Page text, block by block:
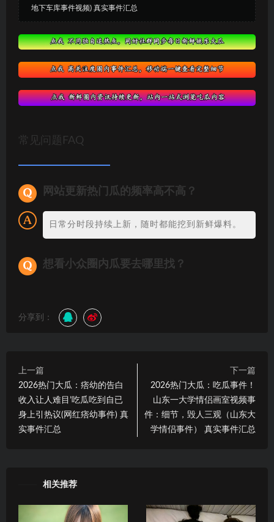
地下车库事件视频) 真实事件汇总
常见问题FAQ
网站更新热门瓜的频率高不高？
日常分时段持续上新，随时都能挖到新鲜爆料。
想看小众圈内瓜要去哪里找？
分享到：
上一篇
2026热门大瓜：痞幼的告白
收入让人难目’吃瓜吃到自已
身上引热议(网红痞幼事件) 真
实事件汇总
下一篇
2026热门大瓜：吃瓜事件！
山东一大学情侣画室视频事
件：细节，毁人三观（山东大
学情侣事件） 真实事件汇总
相关推荐